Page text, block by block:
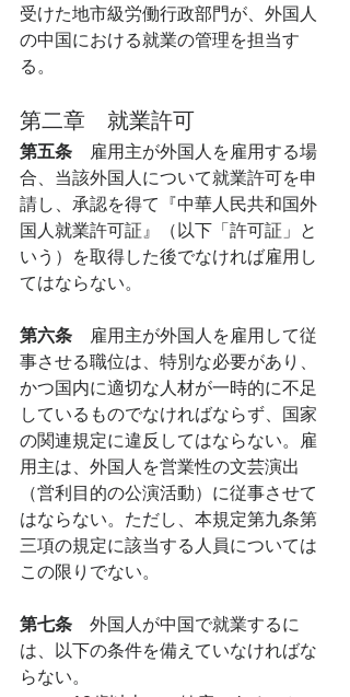
受けた地市級労働行政部門が、外国人
の中国における就業の管理を担当す
る。
第二章　就業許可
第五条
雇用主が外国人を雇用する場
合、当該外国人について就業許可を申
請し、承認を得て『中華人民共和国外
国人就業許可証』（以下「許可証」と
いう）を取得した後でなければ雇用し
てはならない。
第六条
雇用主が外国人を雇用して従
事させる職位は、特別な必要があり、
かつ国内に適切な人材が一時的に不足
しているものでなければならず、国家
の関連規定に違反してはならない。雇
用主は、外国人を営業性の文芸演出
（営利目的の公演活動）に従事させて
はならない。ただし、本規定第九条第
三項の規定に該当する人員については
この限りでない。
第七条 外国人が中国で就業するに
は、以下の条件を備えていなければな
らない。